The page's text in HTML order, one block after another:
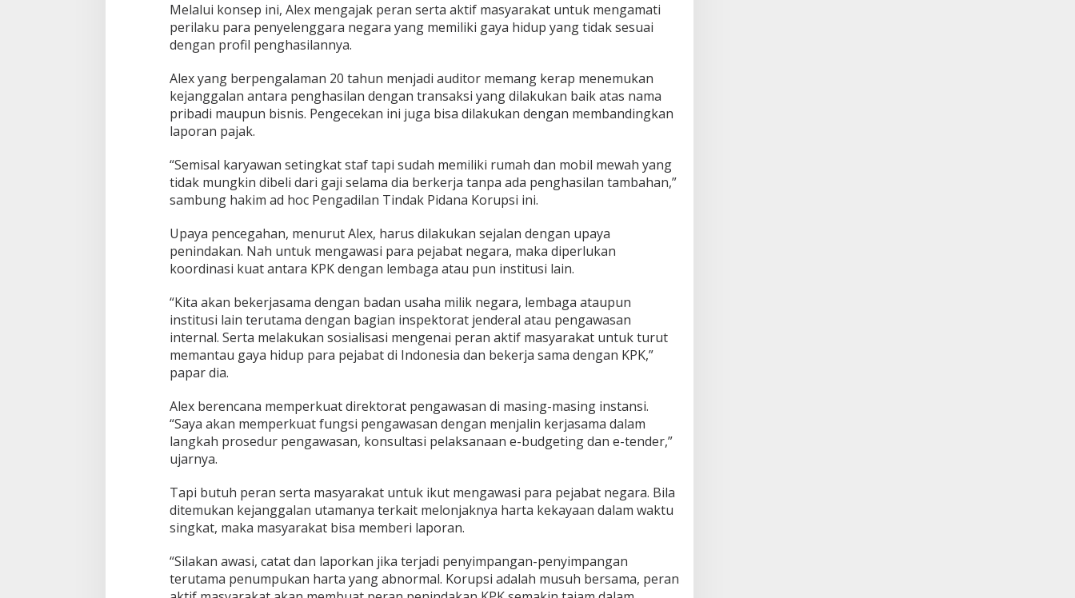
Melalui konsep ini, Alex mengajak peran serta aktif masyarakat untuk mengamati
perilaku para penyelenggara negara yang memiliki gaya hidup yang tidak sesuai
dengan profil penghasilannya.
Alex yang berpengalaman 20 tahun menjadi auditor memang kerap menemukan
kejanggalan antara penghasilan dengan transaksi yang dilakukan baik atas nama
pribadi maupun bisnis. Pengecekan ini juga bisa dilakukan dengan membandingkan
laporan pajak.
“Semisal karyawan setingkat staf tapi sudah memiliki rumah dan mobil mewah yang
tidak mungkin dibeli dari gaji selama dia berkerja tanpa ada penghasilan tambahan,”
sambung hakim ad hoc Pengadilan Tindak Pidana Korupsi ini.
Upaya pencegahan, menurut Alex, harus dilakukan sejalan dengan upaya
penindakan. Nah untuk mengawasi para pejabat negara, maka diperlukan
koordinasi kuat antara KPK dengan lembaga atau pun institusi lain.
“Kita akan bekerjasama dengan badan usaha milik negara, lembaga ataupun
institusi lain terutama dengan bagian inspektorat jenderal atau pengawasan
internal. Serta melakukan sosialisasi mengenai peran aktif masyarakat untuk turut
memantau gaya hidup para pejabat di Indonesia dan bekerja sama dengan KPK,”
papar dia.
Alex berencana memperkuat direktorat pengawasan di masing-masing instansi.
“Saya akan memperkuat fungsi pengawasan dengan menjalin kerjasama dalam
langkah prosedur pengawasan, konsultasi pelaksanaan e-budgeting dan e-tender,”
ujarnya.
Tapi butuh peran serta masyarakat untuk ikut mengawasi para pejabat negara. Bila
ditemukan kejanggalan utamanya terkait melonjaknya harta kekayaan dalam waktu
singkat, maka masyarakat bisa memberi laporan.
“Silakan awasi, catat dan laporkan jika terjadi penyimpangan-penyimpangan
terutama penumpukan harta yang abnormal. Korupsi adalah musuh bersama, peran